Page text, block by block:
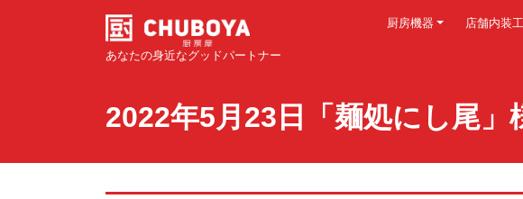
あなたの身近なグッドパートナー
厨房機器 店舗内装
2022年5月23日「麺処にし尾」